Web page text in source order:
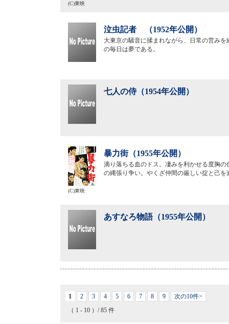
(C)東映
泣虫記者 （1952年公開）
大東京の騒音に揉まれながら、日常の営み
の毎日は夢である。
七人の侍（1954年公開）
暴力街（1955年公開）
滴り落ちる血のドス。凄みを利かせる度胸
の縄張り争い。やくざ仲間の厳しい掟と己
(C)東映
あすなろ物語（1955年公開）
1 2 3 4 5 6 7 8 9
次の10件>
（ 1 - 10 ）/ 85 件